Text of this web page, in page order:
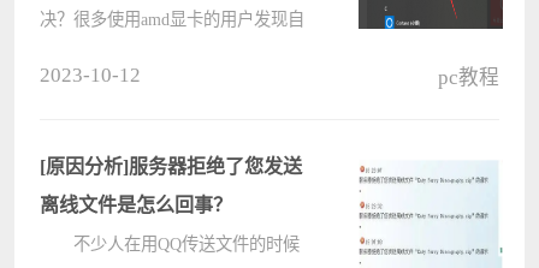
决？很多使用amd显卡的用户发现自
详细的设置把。 amd显卡玩穿越
火????
2023-10-12 pc教程
[原因分析]服务器拒绝了您发送
离线文件是怎么回事？
不少人在用QQ传送文件的时候